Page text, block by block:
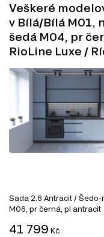
Veškeré
v Bílá/Bílá M01,
šedá M04, pr
RioLine Luxe /
Sada 2.6 Antracit / Šedo-
M06, pr černá, pl antracit
41 799 Kč